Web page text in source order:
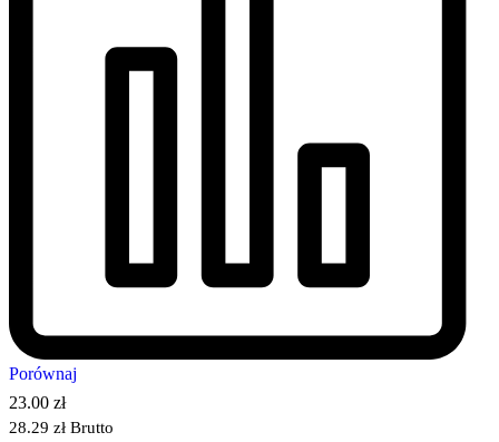
Porównaj
23.00 zł
28.29 zł Brutto